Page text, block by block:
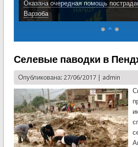
Оказана очередная помощь
Варзоба
Селевые паводки в
Опубликована: 27/06/2017 | admin